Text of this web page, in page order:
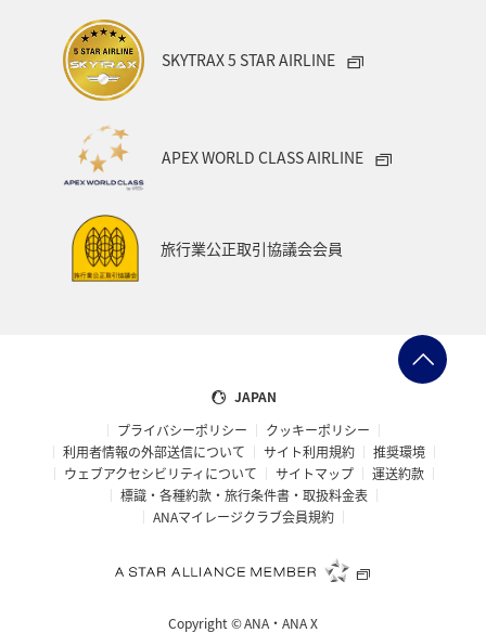
SKYTRAX 5 STAR AIRLINE
APEX WORLD CLASS AIRLINE
旅行業公正取引協議会会員
JAPAN
プライバシーポリシー
クッキーポリシー
利用者情報の外部送信について
サイト利用規約
推奨環境
ウェブアクセシビリティについて
サイトマップ
運送約款
標識・各種約款・旅行条件書・取扱料金表
ANAマイレージクラブ会員規約
Copyright ©ANA・ANA X